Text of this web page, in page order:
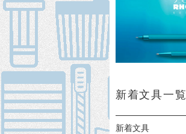
新着文具一覧
新着文具